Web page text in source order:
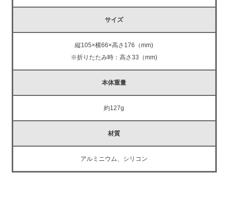
サイズ
縦105×横66×高さ176（mm)
※折りたたみ時：高さ33（mm)
本体重量
約127g
材質
アルミニウム、シリコン